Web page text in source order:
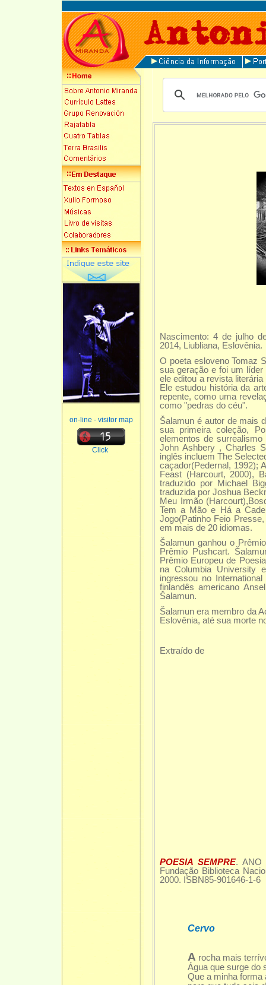
on-line - visitor map
Click
Nascimento: 4 de julho
2014, Liubliana, Eslovênia.
O poeta esloveno Tomaz
sua geração e foi um
ele editou a revista
Ele estudou história da
repente, como uma
como "pedras do céu".
Šalamun é autor de mais
sua primeira coleção,
elementos de
John Ashbery , Charles
inglês incluem The
caçador(Pedernal, 1992);
Feast (Harcourt, 2000),
traduzido por Michael
traduzida por Joshua
Meu Irmão
Tem a Mão e Há a
Jogo(Patinho Feio
em mais de 20 idiomas.
Šalamun ganhou o
Prêmio Pushcart.
Prêmio Europeu de
na Columbia University
ingressou no
finlandês americano
Šalamun.
Šalamun era membro da
Eslovênia, até sua morte
Extraído de
POESIA SEMPRE. ANO
Fundação Biblioteca
2000. ISBN85-901646-1-6
Cervo
A rocha mais
Água que surge do
Que a minha forma